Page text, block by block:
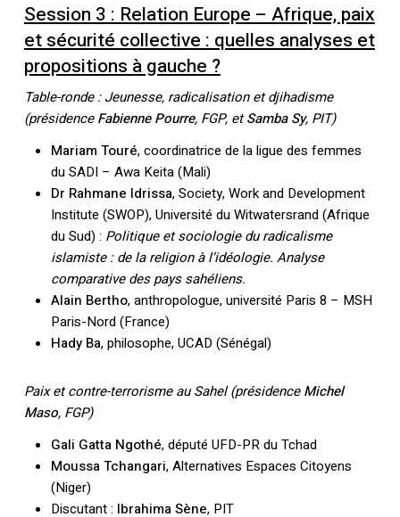
Session 3 : Relation Europe – Afrique, paix
et sécurité collective : quelles analyses et
propositions à gauche ?
Table-ronde : Jeunesse, radicalisation et djihadisme
(présidenceFabienne Pourre, FGP, etSamba Sy, PIT)
Mariam Touré, coordinatrice de la ligue des femmes
du SADI – Awa Keita (Mali)
Dr Rahmane Idrissa, Society, Work and Development
Institute (SWOP), Université du Witwatersrand (Afrique
du Sud) : Politique et sociologie du radicalisme
islamiste : de la religion à l’idéologie. Analyse
comparative des pays sahéliens.
Alain Bertho, anthropologue, université Paris 8 – MSH
Paris-Nord (France)
Hady Ba, philosophe, UCAD (Sénégal)
Paix et contre-terrorisme au Sahel (présidenceMichel
Maso, FGP)
Gali Gatta Ngothé, député UFD-PR du Tchad
Moussa Tchangari, Alternatives Espaces Citoyens
(Niger)
Discutant : Ibrahima Sène, PIT